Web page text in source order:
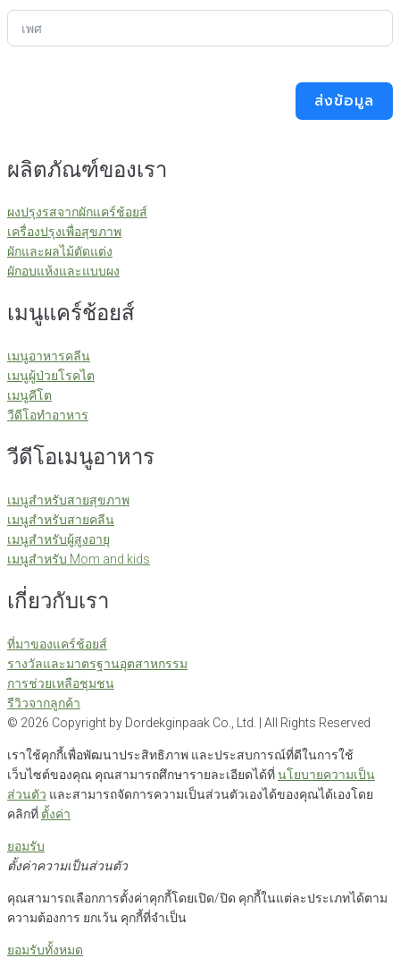
ส่งข้อมูล
ผลิตภัณฑ์ของเรา
ผงปรุงรสจากผักแคร์ช้อยส์
เครื่องปรุงเพื่อสุขภาพ
ผักและผลไม้ตัดแต่ง
ผักอบแห้งและแบบผง
เมนูแคร์ช้อยส์
เมนูอาหารคลีน
เมนูผู้ป่วยโรคไต
เมนูคีโต
วีดีโอทำอาหาร
วีดีโอเมนูอาหาร
เมนูสำหรับสายสุขภาพ
เมนูสำหรับสายคลีน
เมนูสำหรับผู้สูงอายุ
เมนูสำหรับ Mom and kids
เกี่ยวกับเรา
ที่มาของแคร์ช้อยส์
รางวัลและมาตรฐานอุตสาหกรรม
การช่วยเหลือชุมชน
รีวิวจากลูกค้า
© 2026 Copyright by Dordekginpaak Co., Ltd. | All Rights Reserved
เราใช้คุกกี้เพื่อพัฒนาประสิทธิภาพ และประสบการณ์ที่ดีในการใช้
เว็บไซต์ของคุณ คุณสามารถศึกษารายละเอียดได้ที่นโยบายความเป็น
ส่วนตัว และสามารถจัดการความเป็นส่วนตัวเองได้ของคุณได้เองโดย
คลิกที่ ตั้งค่า
ยอมรับ
ตั้งค่าความเป็นส่วนตัว
คุณสามารถเลือกการตั้งค่าคุกกี้โดยเปิด/ปิด คุกกี้ในแต่ละประเภทได้ตาม
ความต้องการ ยกเว้น คุกกี้ที่จำเป็น
ยอมรับทั้งหมด